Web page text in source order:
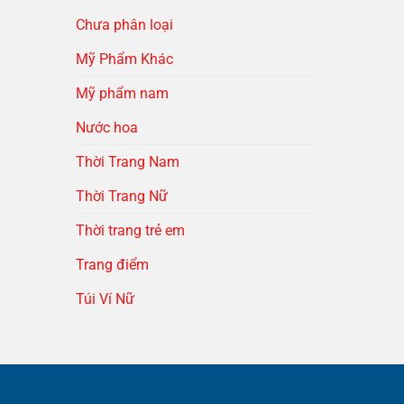
Chưa phân loại
Mỹ Phẩm Khác
Mỹ phẩm nam
Nước hoa
Thời Trang Nam
Thời Trang Nữ
Thời trang trẻ em
Trang điểm
Túi Ví Nữ